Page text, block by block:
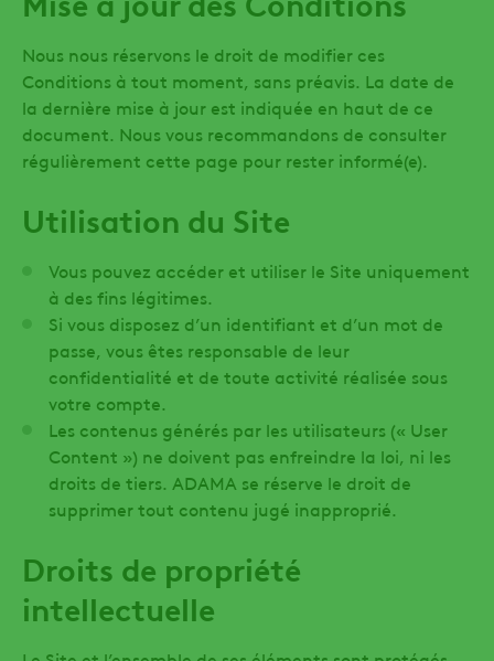
Nous nous réservons le droit de modifier ces
Conditions à tout moment, sans préavis. La date de
la dernière mise à jour est indiquée en haut de ce
document. Nous vous recommandons de consulter
régulièrement cette page pour rester informé(e).
Utilisation du Site
Vous pouvez accéder et utiliser le Site uniquement
à des fins légitimes.
Si vous disposez d’un identifiant et d’un mot de
passe, vous êtes responsable de leur
confidentialité et de toute activité réalisée sous
votre compte.
Les contenus générés par les utilisateurs (« User
Content ») ne doivent pas enfreindre la loi, ni les
droits de tiers. ADAMA se réserve le droit de
supprimer tout contenu jugé inapproprié.
Droits de propriété
intellectuelle